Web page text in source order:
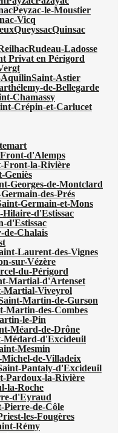
Peyzac-le-Moustier
Vicq
QueyssacQuinsac
Rudeau-Ladosse
Privat en Périgord
Saint-Astier
de-Bellegarde
Chamassy
Crépin-et-Carlucet
d'Alemps
Front-la-Rivière
Geniès
Georges-de-Montclard
des-Prés
Germain-et-Mons
Hilaire-d'Estissac
d'Estissac
de-Chalais
Laurent-des-Vignes
sur-Vézère
du-Périgord
Martial-d'Artenset
Martial-Viveyrol
Martin-de-Gurson
Martin-des-Combes
le-Pin
Méard-de-Drône
Médard-d'Excideuil
Mesmin
Michel-de-Villadeix
Pantaly-d'Excideuil
Pardoux-la-Rivière
la-Roche
d'Eyraud
Pierre-de-Côle
les-Fougères
Rémy